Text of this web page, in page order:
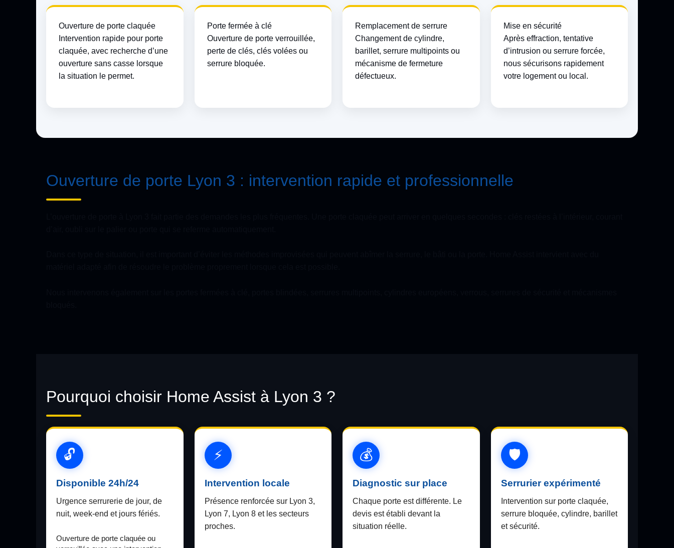
Ouverture de porte claquée
Intervention rapide pour porte
claquée, avec recherche d’une
ouverture sans casse lorsque
la situation le permet.
Porte fermée à clé
Ouverture de porte verrouillée,
perte de clés, clés volées ou
serrure bloquée.
Remplacement de serrure
Changement de cylindre,
barillet, serrure multipoints ou
mécanisme de fermeture
défectueux.
Mise en sécurité
Après effraction, tentative
d’intrusion ou serrure forcée,
nous sécurisons rapidement
votre logement ou local.
Ouverture de porte Lyon 3 : intervention rapide et professionnelle
Pourquoi choisir Home Assist à Lyon 3 ?
Disponible 24h/24
Urgence serrurerie de jour, de
nuit, week-end et jours fériés.
Intervention locale
Présence renforcée sur Lyon 3,
Lyon 7, Lyon 8 et les secteurs
proches.
Diagnostic sur place
Chaque porte est différente. Le
devis est établi devant la
situation réelle.
Serrurier expérimenté
Intervention sur porte claquée,
serrure bloquée, cylindre, barillet
et sécurité.